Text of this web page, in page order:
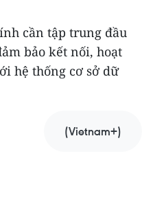
cần tập trung đầu
bảo kết nối, hoạt
hệ thống cơ sở dữ
(Vietnam+)